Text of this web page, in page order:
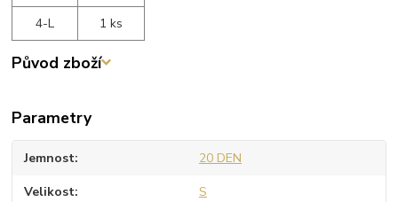
4-L
1 ks
Původ zboží
Parametry
Jemnost 20 DEN
Velikost S